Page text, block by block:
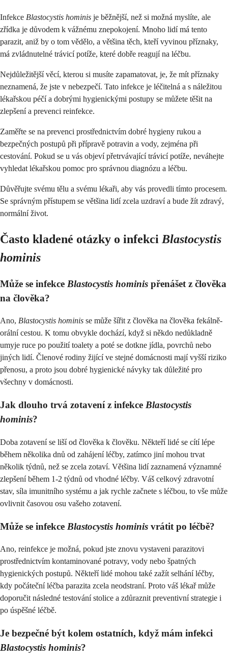
Infekce Blastocystis hominis je běžnější, než si možná myslíte, ale
zřídka je důvodem k vážnému znepokojení. Mnoho lidí má tento
parazit, aniž by o tom vědělo, a většina těch, kteří vyvinou příznaky,
má zvládnutelné trávicí potíže, které dobře reagují na léčbu.
Nejdůležitější věcí, kterou si musíte zapamatovat, je, že mít příznaky
neznamená, že jste v nebezpečí. Tato infekce je léčitelná a s náležitou
lékařskou péčí a dobrými hygienickými postupy se můžete těšit na
zlepšení a prevenci reinfekce.
Zaměřte se na prevenci prostřednictvím dobré hygieny rukou a
bezpečných postupů při přípravě potravin a vody, zejména při
cestování. Pokud se u vás objeví přetrvávající trávicí potíže, neváhejte
vyhledat lékařskou pomoc pro správnou diagnózu a léčbu.
Důvěřujte svému tělu a svému lékaři, aby vás provedli tímto procesem.
Se správným přístupem se většina lidí zcela uzdraví a bude žít zdravý,
normální život.
Často kladené otázky o infekci Blastocystis
hominis
Může se infekce Blastocystis hominis přenášet z člověka
na člověka?
Ano, Blastocystis hominis se může šířit z člověka na člověka fekálně-
orální cestou. K tomu obvykle dochází, když si někdo nedůkladně
umyje ruce po použití toalety a poté se dotkne jídla, povrchů nebo
jiných lidí. Členové rodiny žijící ve stejné domácnosti mají vyšší riziko
přenosu, a proto jsou dobré hygienické návyky tak důležité pro
všechny v domácnosti.
Jak dlouho trvá zotavení z infekce Blastocystis
hominis?
Doba zotavení se liší od člověka k člověku. Někteří lidé se cítí lépe
během několika dnů od zahájení léčby, zatímco jiní mohou trvat
několik týdnů, než se zcela zotaví. Většina lidí zaznamená významné
zlepšení během 1-2 týdnů od vhodné léčby. Váš celkový zdravotní
stav, síla imunitního systému a jak rychle začnete s léčbou, to vše může
ovlivnit časovou osu vašeho zotavení.
Může se infekce Blastocystis hominis vrátit po léčbě?
Ano, reinfekce je možná, pokud jste znovu vystaveni parazitovi
prostřednictvím kontaminované potravy, vody nebo špatných
hygienických postupů. Někteří lidé mohou také zažít selhání léčby,
kdy počáteční léčba parazita zcela neodstraní. Proto váš lékař může
doporučit následné testování stolice a zdůraznit preventivní strategie i
po úspěšné léčbě.
Je bezpečné být kolem ostatních, když mám infekci
Blastocystis hominis?